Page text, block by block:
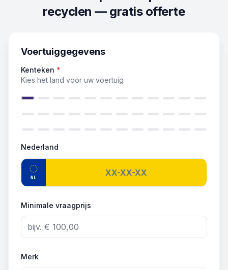
recyclen — gratis offerte
Voertuiggegevens
Kenteken *
Kies het land voor uw voertuig
Nederland
NL
Minimale vraagprijs
Merk